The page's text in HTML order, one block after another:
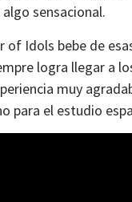
sensacional.
of Idols bebe de
logra llegar a
muy
para el estudio